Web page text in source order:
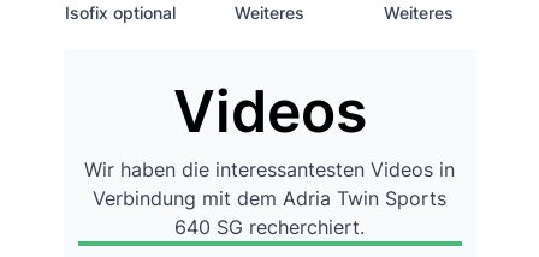
Isofix optional Weiteres Weiteres
Videos
Wir haben die interessantesten Videos in
Verbindung mit dem Adria Twin Sports
640 SG recherchiert.